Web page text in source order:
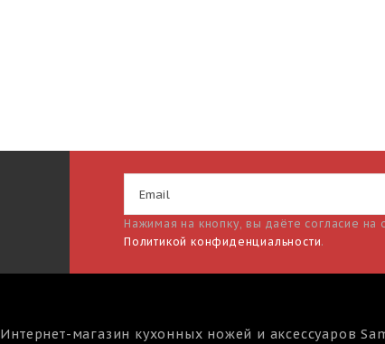
Нажимая на кнопку, вы даёте согласие на
Политикой конфиденциальности.
Интернет-магазин кухонных ножей и аксессуаров